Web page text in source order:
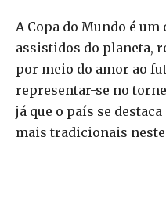
A Copa do Mundo é
assistidos do planeta,
por meio do amor ao
representar-se no
já que o país se
mais tradicionais